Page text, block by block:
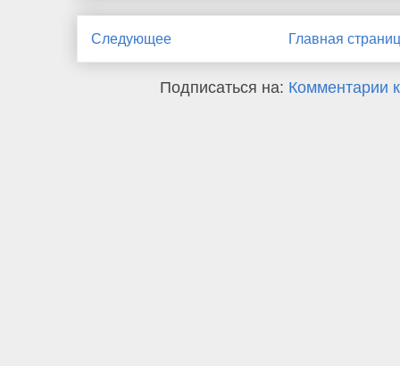
Следующее Главная
Подписаться на: Комментарии